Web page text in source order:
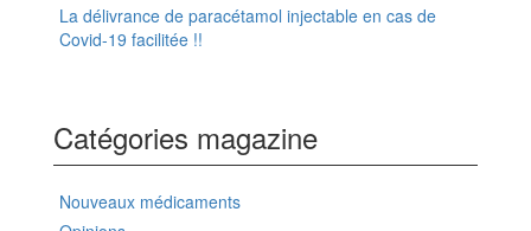
La délivrance de paracétamol injectable en cas de
Covid-19 facilitée !!
Catégories magazine
Nouveaux médicaments